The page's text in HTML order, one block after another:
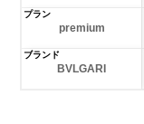
プラン
premium
ブランド
BVLGARI